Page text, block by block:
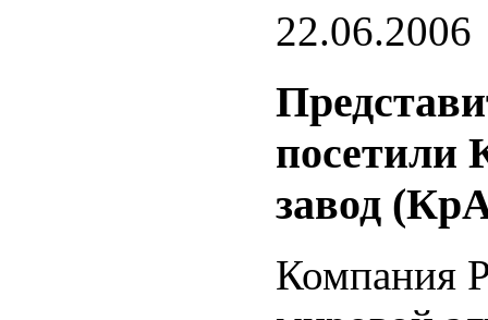
22.06.2006
посетили
завод
Компания